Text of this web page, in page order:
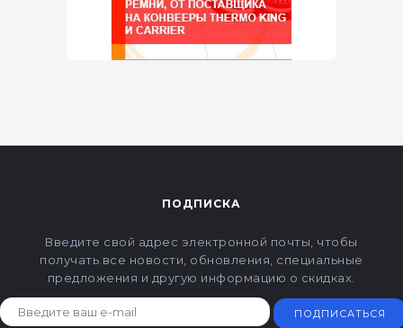
ПОДПИСКА
Введите свой адрес электронной почты, чтобы
получать все новости, обновления, специальные
предложения и другую информацию о скидках.
ПОДПИСАТЬСЯ